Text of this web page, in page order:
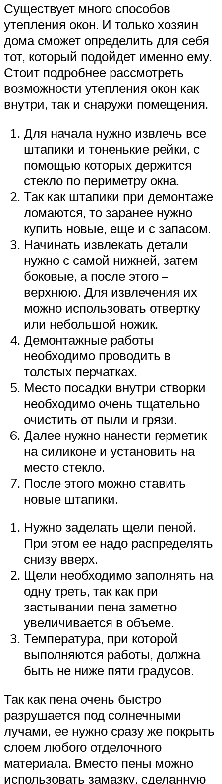
Существует много способов
утепления окон. И только хозяин
дома сможет определить для себя
тот, который подойдет именно ему.
Стоит подробнее рассмотреть
возможности утепления окон как
внутри, так и снаружи помещения.
Для начала нужно извлечь все
штапики и тоненькие рейки, с
помощью которых держится
стекло по периметру окна.
Так как штапики при демонтаже
ломаются, то заранее нужно
купить новые, еще и с запасом.
Начинать извлекать детали
нужно с самой нижней, затем
боковые, а после этого –
верхнюю. Для извлечения их
можно использовать отвертку
или небольшой ножик.
Демонтажные работы
необходимо проводить в
толстых перчатках.
Место посадки внутри створки
необходимо очень тщательно
очистить от пыли и грязи.
Далее нужно нанести герметик
на силиконе и установить на
место стекло.
После этого можно ставить
новые штапики.
Нужно заделать щели пеной.
При этом ее надо распределять
снизу вверх.
Щели необходимо заполнять на
одну треть, так как при
застывании пена заметно
увеличивается в объеме.
Температура, при которой
выполняются работы, должна
быть не ниже пяти градусов.
Так как пена очень быстро
разрушается под солнечными
лучами, ее нужно сразу же покрыть
слоем любого отделочного
материала. Вместо пены можно
использовать замазку, сделанную